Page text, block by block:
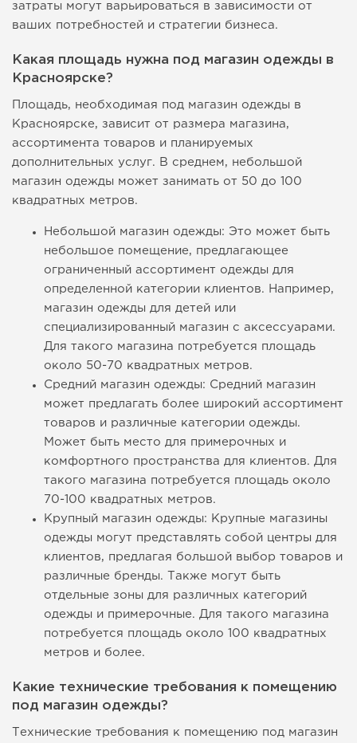
затраты могут варьироваться в зависимости от
ваших потребностей и стратегии бизнеса.
Какая площадь нужна под магазин одежды в
Красноярске?
Площадь, необходимая под магазин одежды в
Красноярске, зависит от размера магазина,
ассортимента товаров и планируемых
дополнительных услуг. В среднем, небольшой
магазин одежды может занимать от 50 до 100
квадратных метров.
Небольшой магазин одежды: Это может быть
небольшое помещение, предлагающее
ограниченный ассортимент одежды для
определенной категории клиентов. Например,
магазин одежды для детей или
специализированный магазин с аксессуарами.
Для такого магазина потребуется площадь
около 50-70 квадратных метров.
Средний магазин одежды: Средний магазин
может предлагать более широкий ассортимент
товаров и различные категории одежды.
Может быть место для примерочных и
комфортного пространства для клиентов. Для
такого магазина потребуется площадь около
70-100 квадратных метров.
Крупный магазин одежды: Крупные магазины
одежды могут представлять собой центры для
клиентов, предлагая большой выбор товаров и
различные бренды. Также могут быть
отдельные зоны для различных категорий
одежды и примерочные. Для такого магазина
потребуется площадь около 100 квадратных
метров и более.
Какие технические требования к помещению
под магазин одежды?
Технические требования к помещению под магазин